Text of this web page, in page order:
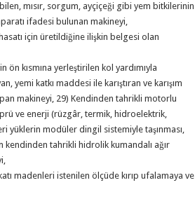
mısır, sorgum, ayçiçeği gibi yem bitkilerinin
ifadesi bulunan makineyi,
için üretildiğine ilişkin belgesi olan
kısmına yerleştirilen kol yardımıyla
yemi katkı maddesi ile karıştıran ve karışım
makineyi, 29) Kendinden tahrikli motorlu
ve enerji (rüzgâr, termik, hidroelektrik,
yüklerin modüler dingil sistemiyle taşınması,
kendinden tahrikli hidrolik kumandalı ağır
madenleri istenilen ölçüde kırıp ufalamaya ve